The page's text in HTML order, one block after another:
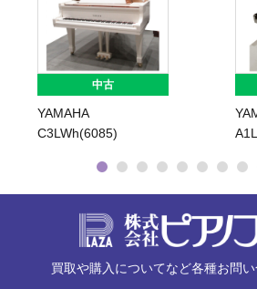
YAMAHA
買取や購入についてなど各種お問い